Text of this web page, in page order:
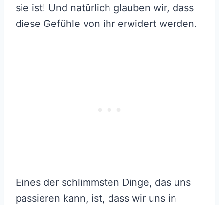
sie ist! Und natürlich glauben wir, dass
diese Gefühle von ihr erwidert werden.
Eines der schlimmsten Dinge, das uns
passieren kann, ist, dass wir uns in